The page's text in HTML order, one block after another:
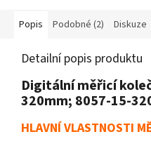
Popis Podobné (2) Diskuze
Detailní popis produktu
Digitální měřicí
320mm; 8057-15-
HLAVNÍ VLASTNOSTI